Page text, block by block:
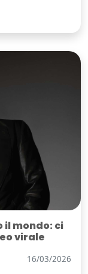
il mondo: ci
virale
16/03/2026